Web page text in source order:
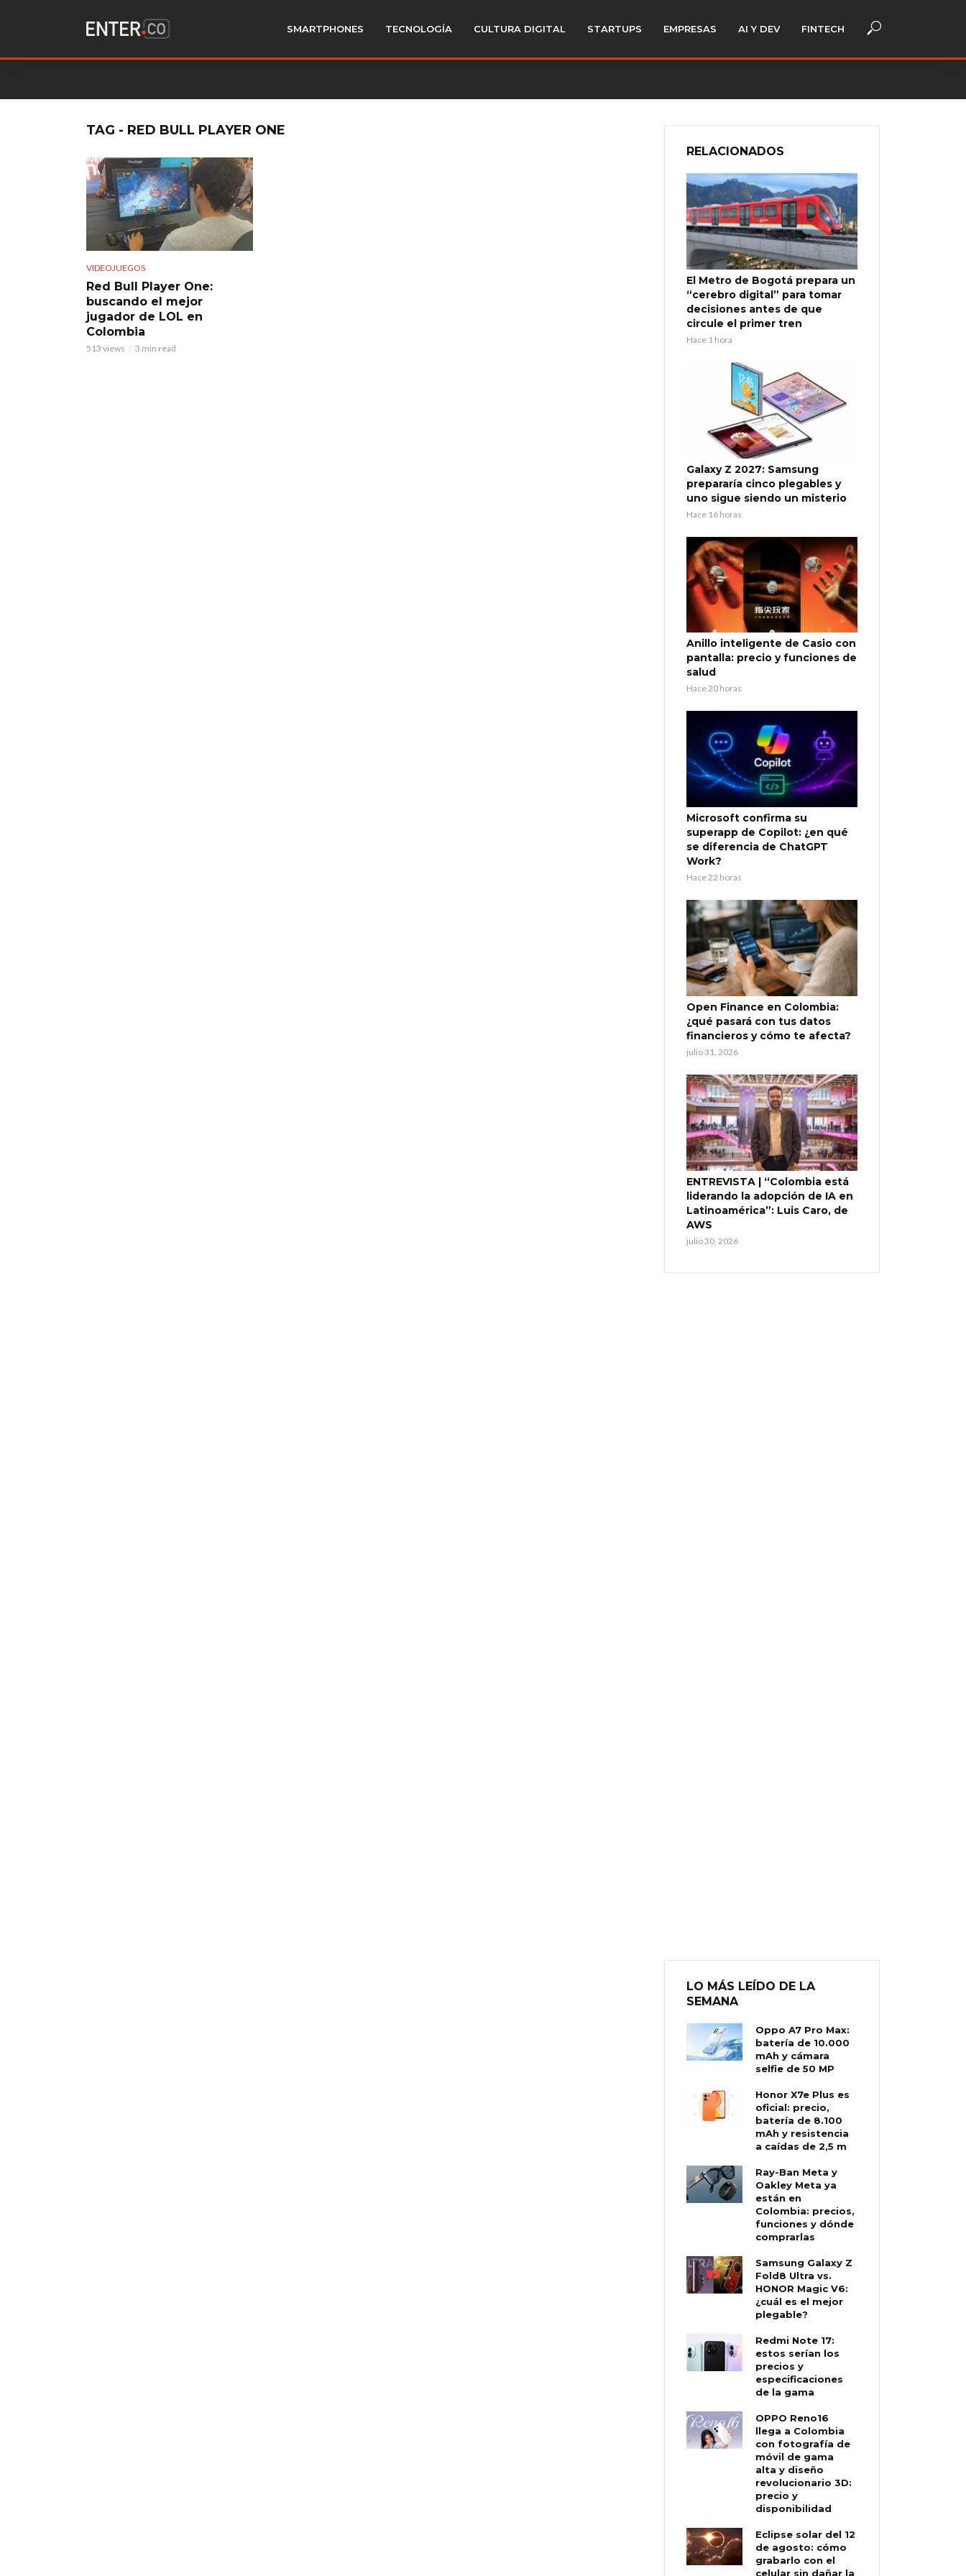
SMARTPHONES TECNOLOGÍA CULTURA DIGITAL STARTUPS EMPRESAS AI Y DEV FINTECH
TAG - RED BULL PLAYER ONE
VIDEOJUEGOS
Red Bull Player One:
buscando el mejor
jugador de LOL en
Colombia
513 views 3 min read
RELACIONADOS
El Metro de Bogotá prepara un
“cerebro digital” para tomar
decisiones antes de que
circule el primer tren
Hace 1 hora
Galaxy Z 2027: Samsung
prepararía cinco plegables y
uno sigue siendo un misterio
Hace 16 horas
Anillo inteligente de Casio con
pantalla: precio y funciones de
salud
Hace 20 horas
Microsoft confirma su
superapp de Copilot: ¿en qué
se diferencia de ChatGPT
Work?
Hace 22 horas
Open Finance en Colombia:
¿qué pasará con tus datos
financieros y cómo te afecta?
julio 31, 2026
ENTREVISTA | “Colombia está
liderando la adopción de IA en
Latinoamérica”: Luis Caro, de
AWS
julio 30, 2026
LO MÁS LEÍDO DE LA
SEMANA
Oppo A7 Pro Max:
batería de 10.000
mAh y cámara
selfie de 50 MP
Honor X7e Plus es
oficial: precio,
batería de 8.100
mAh y resistencia
a caídas de 2,5 m
Ray-Ban Meta y
Oakley Meta ya
están en
Colombia: precios,
funciones y dónde
comprarlas
Samsung Galaxy Z
Fold8 Ultra vs.
HONOR Magic V6:
¿cuál es el mejor
plegable?
Redmi Note 17:
estos serían los
precios y
especificaciones
de la gama
OPPO Reno16
llega a Colombia
con fotografía de
móvil de gama
alta y diseño
revolucionario 3D:
precio y
disponibilidad
Eclipse solar del 12
de agosto: cómo
grabarlo con el
celular sin dañar la